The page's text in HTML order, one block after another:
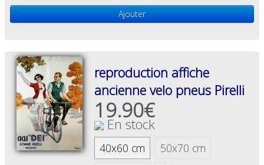
Ajouter
reproduction affiche
ancienne velo pneus Pirelli
19.90€
En stock
40x60 cm
50x70 cm